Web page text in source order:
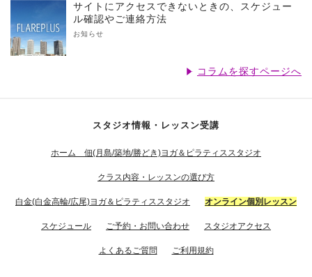
サイトにアクセスできないときの、スケジュー
ル確認やご連絡方法
お知らせ
コラムを探すページへ
スタジオ情報・レッスン受講
ホーム 佃(月島/築地/勝どき)ヨガ＆ピラティススタジオ
クラス内容・レッスンの選び方
白金(白金高輪/広尾)ヨガ＆ピラティススタジオ オンライン個別レッスン
スケジュール ご予約・お問い合わせ スタジオアクセス
よくあるご質問 ご利用規約